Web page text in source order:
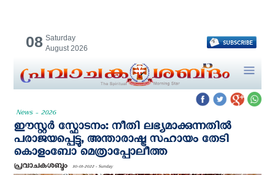
08 Saturday
August 2026
News - 2026
ഈസ്റ്റര്‍ സ്ഫോടനം: നീതി ലഭ്യമാക്കുന്നതില്‍
പരാജയപ്പെട്ടു, അന്താരാഷ്ട്ര സഹായം തേടി
കൊളംബോ മെത്രാപ്പോലീത്ത
പ്രവാചകശബ്ദം 30-01-2022 - Sunday